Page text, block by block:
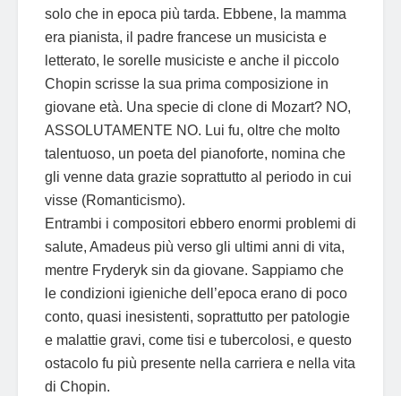
solo che in epoca più tarda. Ebbene, la mamma
era pianista, il padre francese un musicista e
letterato, le sorelle musiciste e anche il piccolo
Chopin scrisse la sua prima composizione in
giovane età. Una specie di clone di Mozart? NO,
ASSOLUTAMENTE NO. Lui fu, oltre che molto
talentuoso, un poeta del pianoforte, nomina che
gli venne data grazie soprattutto al periodo in cui
visse (Romanticismo).
Entrambi i compositori ebbero enormi problemi di
salute, Amadeus più verso gli ultimi anni di vita,
mentre Fryderyk sin da giovane. Sappiamo che
le condizioni igieniche dell’epoca erano di poco
conto, quasi inesistenti, soprattutto per patologie
e malattie gravi, come tisi e tubercolosi, e questo
ostacolo fu più presente nella carriera e nella vita
di Chopin.